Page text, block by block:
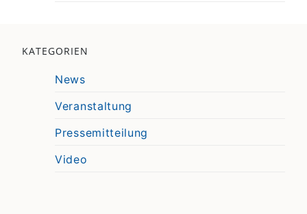
KATEGORIEN
News
Veranstaltung
Pressemitteilung
Video